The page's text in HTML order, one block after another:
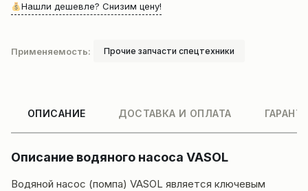
Нашли дешевле? Снизим цену!
Применяемость: Прочие запчасти спецтехники
ОПИСАНИЕ ДОСТАВКА И ОПЛАТА
Описание водяного насоса VASOL
Водяной насос (помпа) VASOL является ключевым